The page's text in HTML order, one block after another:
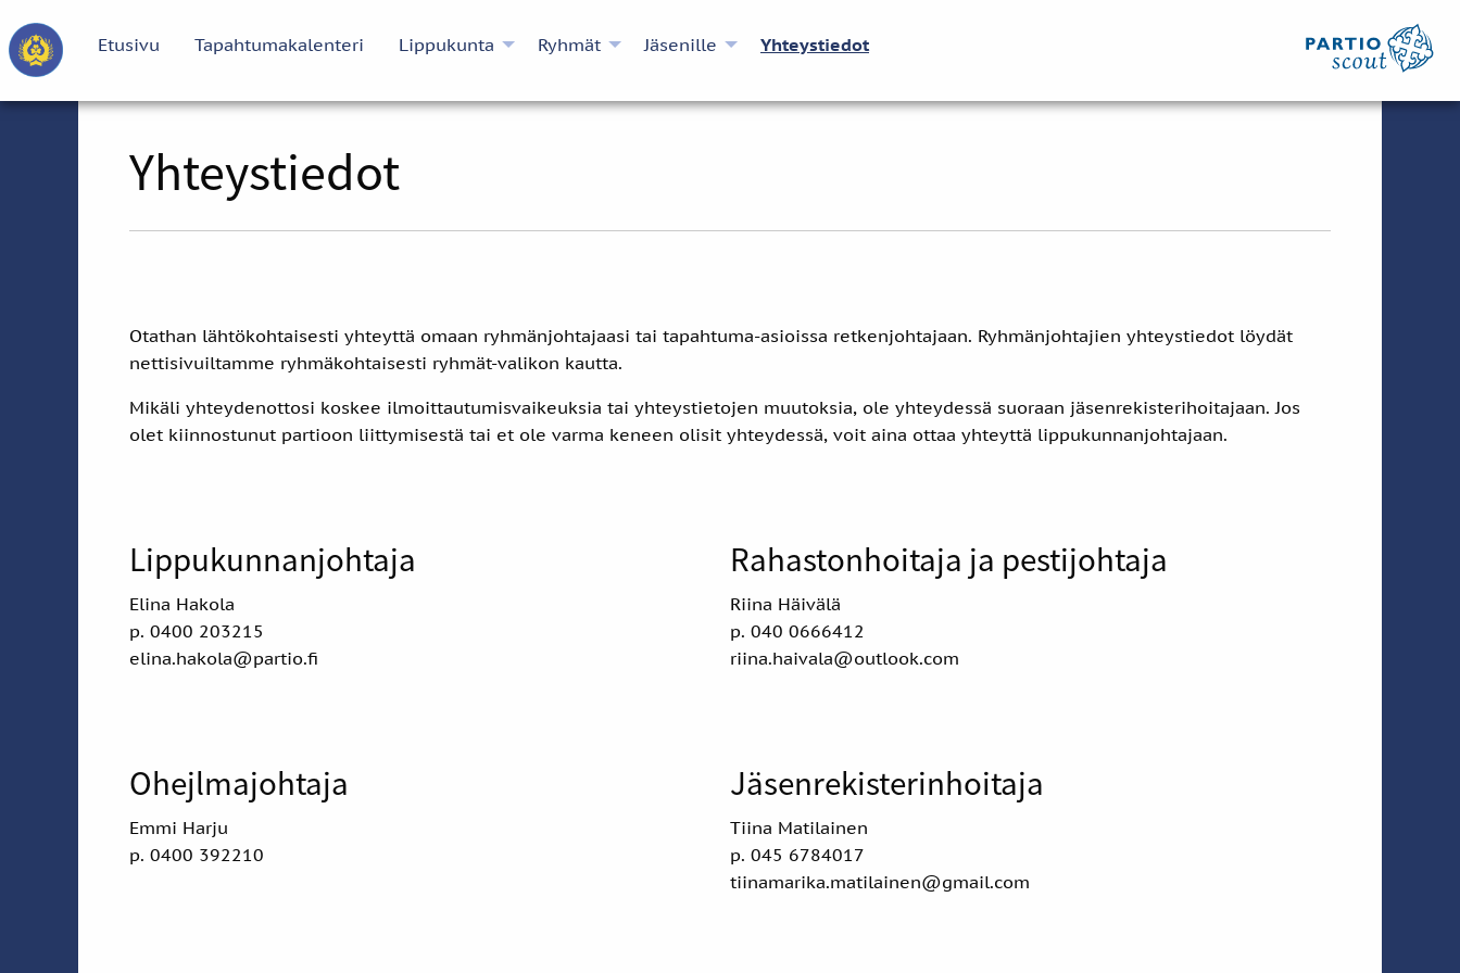
Etusivu Tapahtumakalenteri Lippukunta Ryhmät Jäsenille Yhteystiedot
Yhteystiedot
Otathan lähtökohtaisesti yhteyttä omaan ryhmänjohtajaasi tai tapahtuma-asioissa retkenjohtajaan. Ryhmänjohtajien yhteystiedot löydät
nettisivuiltamme ryhmäkohtaisesti ryhmät-valikon kautta.
Mikäli yhteydenottosi koskee ilmoittautumisvaikeuksia tai yhteystietojen muutoksia, ole yhteydessä suoraan jäsenrekisterihoitajaan. Jos
olet kiinnostunut partioon liittymisestä tai et ole varma keneen olisit yhteydessä, voit aina ottaa yhteyttä lippukunnanjohtajaan.
Lippukunnanjohtaja
Elina Hakola
p. 0400 203215
elina.hakola@partio.fi
Rahastonhoitaja ja pestijohtaja
Riina Häivälä
p. 040 0666412
riina.haivala@outlook.com
Ohejlmajohtaja
Emmi Harju
p. 0400 392210
Jäsenrekisterinhoitaja
Tiina Matilainen
p. 045 6784017
tiinamarika.matilainen@gmail.com